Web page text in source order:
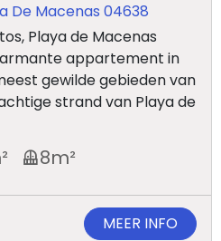
De Macenas 04638
Playa de Macenas
appartement in
gewilde gebieden van
strand van Playa de
8m²
MEER INFO